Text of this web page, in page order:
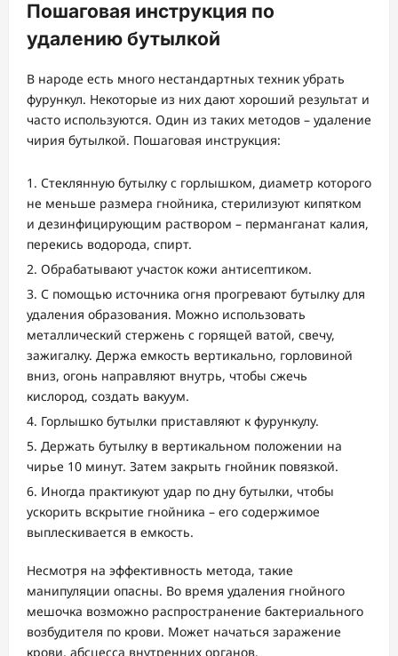
Пошаговая инструкция по
удалению бутылкой
В народе есть много нестандартных техник убрать
фурункул. Некоторые из них дают хороший результат и
часто используются. Один из таких методов – удаление
чирия бутылкой. Пошаговая инструкция:
Стеклянную бутылку с горлышком, диаметр которого
не меньше размера гнойника, стерилизуют кипятком
и дезинфицирующим раствором – перманганат калия,
перекись водорода, спирт.
Обрабатывают участок кожи антисептиком.
С помощью источника огня прогревают бутылку для
удаления образования. Можно использовать
металлический стержень с горящей ватой, свечу,
зажигалку. Держа емкость вертикально, горловиной
вниз, огонь направляют внутрь, чтобы сжечь
кислород, создать вакуум.
Горлышко бутылки приставляют к фурункулу.
Держать бутылку в вертикальном положении на
чирье 10 минут. Затем закрыть гнойник повязкой.
Иногда практикуют удар по дну бутылки, чтобы
ускорить вскрытие гнойника – его содержимое
выплескивается в емкость.
Несмотря на эффективность метода, такие
манипуляции опасны. Во время удаления гнойного
мешочка возможно распространение бактериального
возбудителя по крови. Может начаться заражение
крови, абсцесса внутренних органов.